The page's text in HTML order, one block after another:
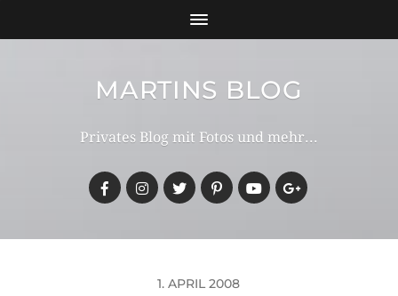
MARTINS BLOG
Privates Blog mit Fotos und mehr...
1. APRIL 2008